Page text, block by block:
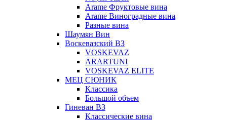
Arame Фруктовые вина
Arame Виноградные вина
Разные вина
Шаумян Вин
Воскевазский ВЗ
VOSKEVAZ
ARARTUNI
VOSKEVAZ ELITE
МЕЦ СЮНИК
Классика
Большой объем
Гиневан ВЗ
Классические вина